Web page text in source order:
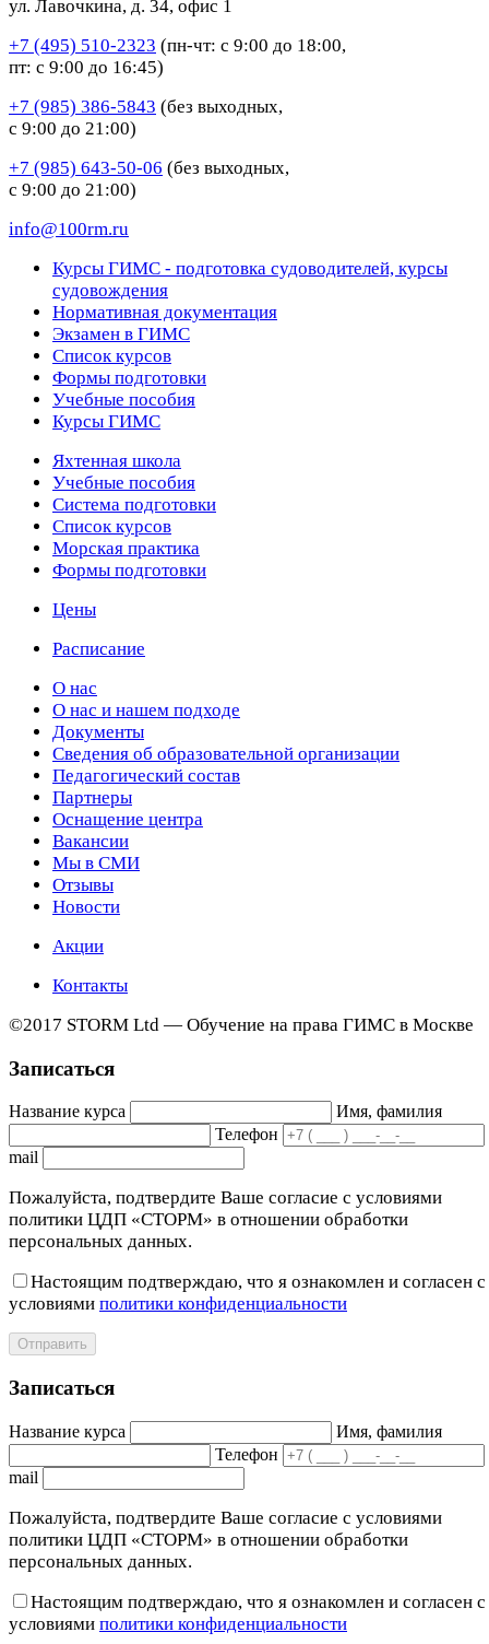
ул. Лавочкина, д. 34, офис 1
+7 (495) 510-2323 (пн-чт: с 9:00 до 18:00,
пт: с 9:00 до 16:45)
+7 (985) 386-5843 (без выходных,
с 9:00 до 21:00)
+7 (985) 643-50-06 (без выходных,
с 9:00 до 21:00)
info@100rm.ru
Курсы ГИМС - подготовка судоводителей, курсы
судовождения
Нормативная документация
Экзамен в ГИМС
Список курсов
Формы подготовки
Учебные пособия
Курсы ГИМС
Яхтенная школа
Учебные пособия
Cистема подготовки
Список курсов
Морская практика
Формы подготовки
Цены
Расписание
О нас
О нас и нашем подходе
Документы
Сведения об образовательной организации
Педагогический состав
Партнеры
Оснащение центра
Вакансии
Мы в СМИ
Отзывы
Новости
Акции
Контакты
©2017 STORM Ltd — Обучение на права ГИМС в Москве
Записаться
Название курса
Имя, фамилия
Телефон
mail
Пожалуйста, подтвердите Ваше согласие с условиями
политики ЦДП «СТОРМ» в отношении обработки
персональных данных.
Настоящим подтверждаю, что я ознакомлен и согласен с
условиями политики конфиденциальности
Отправить
Записаться
Название курса
Имя, фамилия
Телефон
mail
Пожалуйста, подтвердите Ваше согласие с условиями
политики ЦДП «СТОРМ» в отношении обработки
персональных данных.
Настоящим подтверждаю, что я ознакомлен и согласен с
условиями политики конфиденциальности